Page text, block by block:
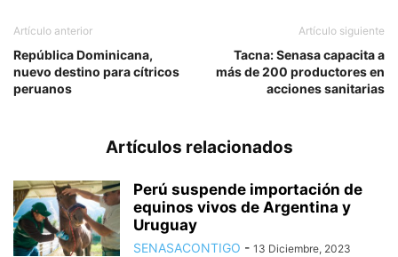
Artículo anterior
República Dominicana,
nuevo destino para cítricos
peruanos
Artículo siguiente
Tacna: Senasa capacita a
más de 200 productores en
acciones sanitarias
Artículos relacionados
Perú suspende importación de
equinos vivos de Argentina y
Uruguay
SENASACONTIGO - 13 Diciembre, 2023